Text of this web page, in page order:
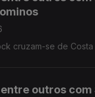
cruzam-se de Costa
outros com